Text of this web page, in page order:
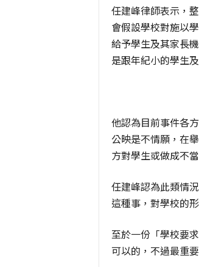
任建峰律師表示，
會假設學校對施以
給予學生及其家長
是跟年紀小的學生
他認為目前事件各
公映是不情願，在
方對學生或做成不
任建峰認為此類情
這種事，對學校的
至於一份「學校要
可以的，不過最重